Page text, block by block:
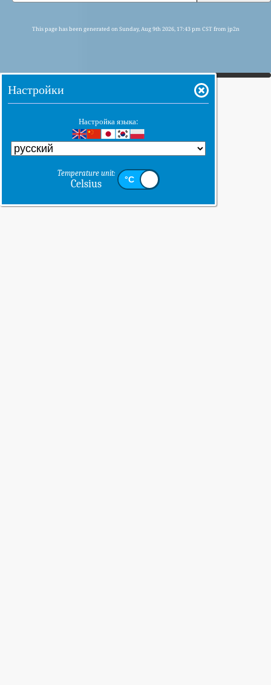
This page has been generated on Sunday, Aug 9th 2026, 17:43 pm CST from jp2n
Настройки
Настройка языка:
Temperature unit:
Celsius